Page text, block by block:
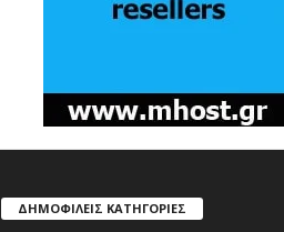
ΔΗΜΟΦΙΛΕΙΣ ΚΑΤΗΓΟΡΙΕΣ